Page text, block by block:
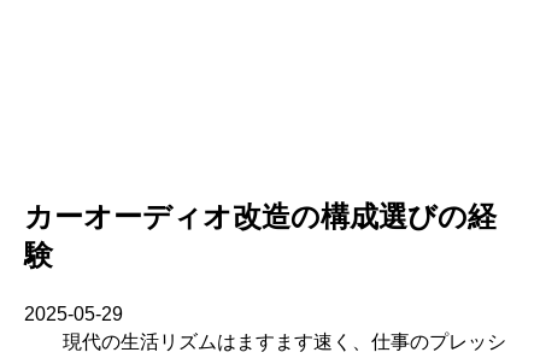
カーオーディオ改造の構成選びの経
験
2025-05-29
現代の生活リズムはますます速く、仕事のプレッシ